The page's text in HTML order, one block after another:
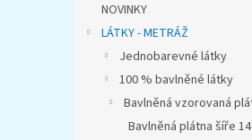
NOVINKY
LÁTKY - METRÁŽ
Jednobarevné látky
100 % bavlněné látky
Bavlněná vzorovaná
Bavlněná plátna šíře